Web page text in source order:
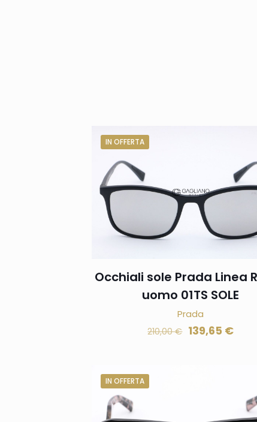
IN OFFERTA
Occhiali sole Prada Linea
uomo 01TS SOLE
Prada
210,00€ 139,65 €
IN OFFERTA